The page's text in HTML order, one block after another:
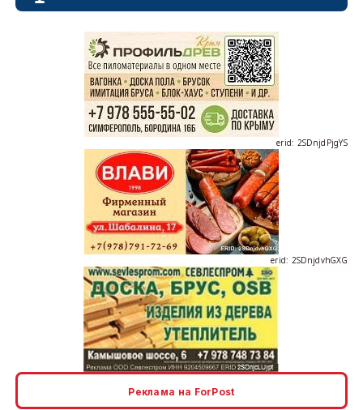
erid: 2SDnjdPjgYS
erid: 2SDnjdvhGXG
Реклама на ForPost